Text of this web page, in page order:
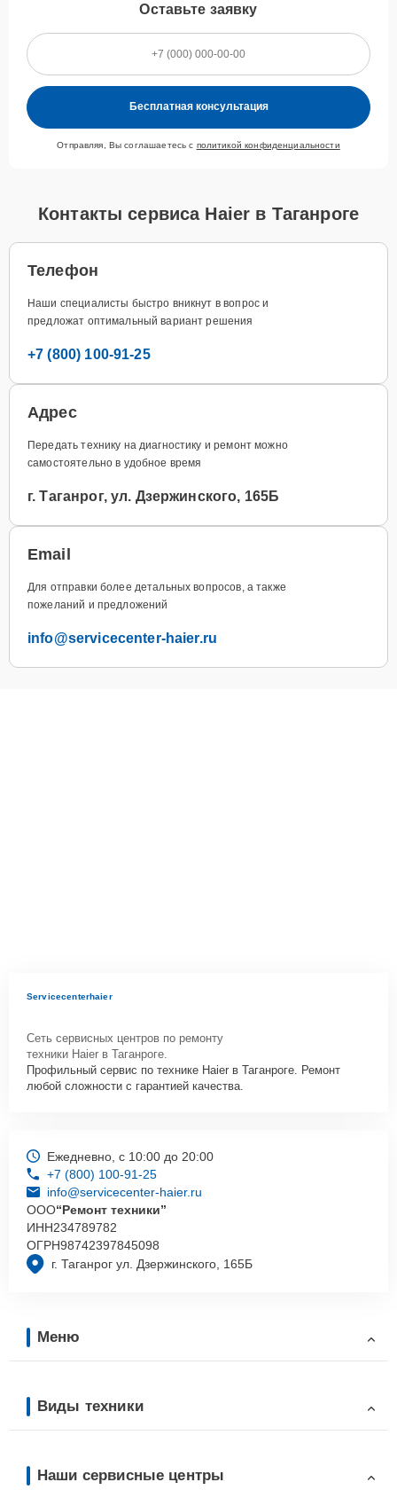
Оставьте заявку
Бесплатная консультация
Отправляя, Вы соглашаетесь с политикой конфиденциальности
Контакты сервиса Haier в Таганроге
Телефон
Наши специалисты быстро вникнут в вопрос и
предложат оптимальный вариант решения
+7 (800) 100-91-25
Адрес
Передать технику на диагностику и ремонт можно
самостоятельно в удобное время
г. Таганрог, ул. Дзержинского, 165Б
Email
Для отправки более детальных вопросов, а также
пожеланий и предложений
info@servicecenter-haier.ru
Servicecenterhaier
Сеть сервисных центров по ремонту
техники Haier в Таганроге.
Профильный сервис по технике Haier в Таганроге. Ремонт
любой сложности с гарантией качества.
г. Таганрог ул. Дзержинского, 165Б
Ежедневно, с 10:00 до 20:00
+7 (800) 100-91-25
info@servicecenter-haier.ru
ООО“Ремонт техники”
ИНН234789782
ОГРН98742397845098
Меню
Виды техники
Наши сервисные центры